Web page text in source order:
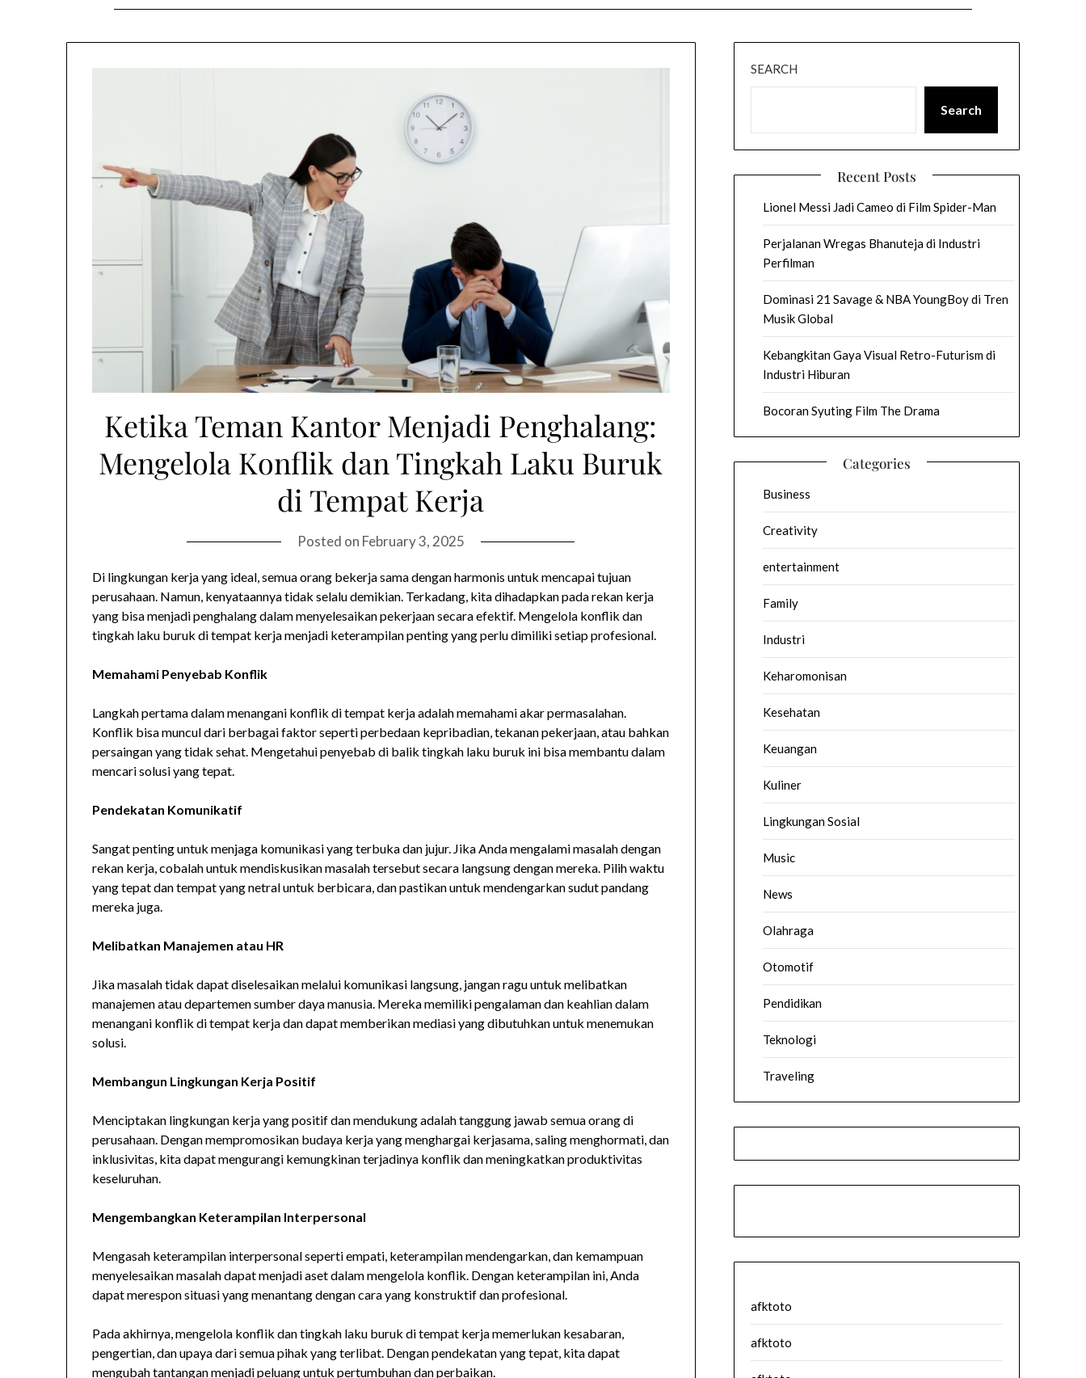
Ketika Teman Kantor Menjadi Penghalang:
Mengelola Konflik dan Tingkah Laku Buruk
di Tempat Kerja
Posted on February 3, 2025
Di lingkungan kerja yang ideal, semua orang bekerja sama dengan harmonis untuk mencapai tujuan
perusahaan. Namun, kenyataannya tidak selalu demikian. Terkadang, kita dihadapkan pada rekan kerja
yang bisa menjadi penghalang dalam menyelesaikan pekerjaan secara efektif. Mengelola konflik dan
tingkah laku buruk di tempat kerja menjadi keterampilan penting yang perlu dimiliki setiap profesional.
Memahami Penyebab Konflik
Langkah pertama dalam menangani konflik di tempat kerja adalah memahami akar permasalahan.
Konflik bisa muncul dari berbagai faktor seperti perbedaan kepribadian, tekanan pekerjaan, atau bahkan
persaingan yang tidak sehat. Mengetahui penyebab di balik tingkah laku buruk ini bisa membantu dalam
mencari solusi yang tepat.
Pendekatan Komunikatif
Sangat penting untuk menjaga komunikasi yang terbuka dan jujur. Jika Anda mengalami masalah dengan
rekan kerja, cobalah untuk mendiskusikan masalah tersebut secara langsung dengan mereka. Pilih waktu
yang tepat dan tempat yang netral untuk berbicara, dan pastikan untuk mendengarkan sudut pandang
mereka juga.
Melibatkan Manajemen atau HR
Jika masalah tidak dapat diselesaikan melalui komunikasi langsung, jangan ragu untuk melibatkan
manajemen atau departemen sumber daya manusia. Mereka memiliki pengalaman dan keahlian dalam
menangani konflik di tempat kerja dan dapat memberikan mediasi yang dibutuhkan untuk menemukan
solusi.
Membangun Lingkungan Kerja Positif
Menciptakan lingkungan kerja yang positif dan mendukung adalah tanggung jawab semua orang di
perusahaan. Dengan mempromosikan budaya kerja yang menghargai kerjasama, saling menghormati, dan
inklusivitas, kita dapat mengurangi kemungkinan terjadinya konflik dan meningkatkan produktivitas
keseluruhan.
Mengembangkan Keterampilan Interpersonal
Mengasah keterampilan interpersonal seperti empati, keterampilan mendengarkan, dan kemampuan
menyelesaikan masalah dapat menjadi aset dalam mengelola konflik. Dengan keterampilan ini, Anda
dapat merespon situasi yang menantang dengan cara yang konstruktif dan profesional.
Pada akhirnya, mengelola konflik dan tingkah laku buruk di tempat kerja memerlukan kesabaran,
pengertian, dan upaya dari semua pihak yang terlibat. Dengan pendekatan yang tepat, kita dapat
mengubah tantangan menjadi peluang untuk pertumbuhan dan perbaikan.
SEARCH
Search
Recent Posts
Lionel Messi Jadi Cameo di Film Spider-Man
Perjalanan Wregas Bhanuteja di Industri
Perfilman
Dominasi 21 Savage & NBA YoungBoy di Tren
Musik Global
Kebangkitan Gaya Visual Retro-Futurism di
Industri Hiburan
Bocoran Syuting Film The Drama
Categories
Business
Creativity
entertainment
Family
Industri
Keharomonisan
Kesehatan
Keuangan
Kuliner
Lingkungan Sosial
Music
News
Olahraga
Otomotif
Pendidikan
Teknologi
Traveling
afktoto
afktoto